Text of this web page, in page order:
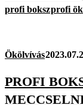
profi bokszprofi
Ökölvívás
PROFI